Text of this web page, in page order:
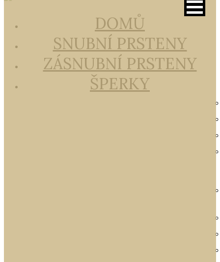
DOMŮ
SNUBNÍ PRSTENY
ZÁSNUBNÍ PRSTENY
ŠPERKY